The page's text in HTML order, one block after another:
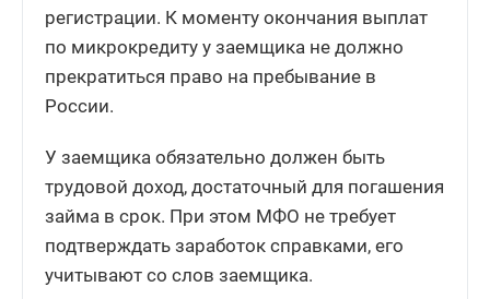
регистрации. К моменту окончания выплат
по микрокредиту у заемщика не должно
прекратиться право на пребывание в
России.
У заемщика обязательно должен быть
трудовой доход, достаточный для погашения
займа в срок. При этом МФО не требует
подтверждать заработок справками, его
учитывают со слов заемщика.